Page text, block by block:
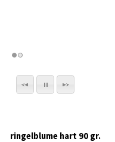
ringelblume hart 90 gr.